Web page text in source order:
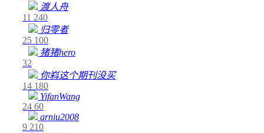
渡人舟
11 240
归零者
25 100
猪猪hero
32
你嵙这个期刊没买
14 180
YifanWang
24 60
arniu2008
9 210